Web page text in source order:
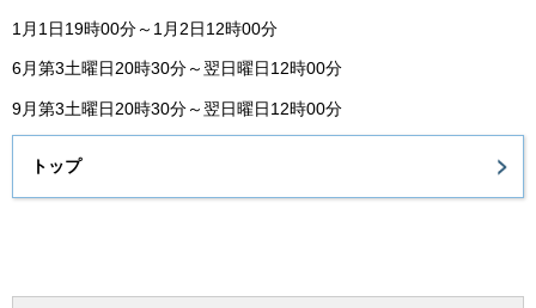
1月1日19時00分～1月2日12時00分
6月第3土曜日20時30分～翌日曜日12時00分
9月第3土曜日20時30分～翌日曜日12時00分
トップ